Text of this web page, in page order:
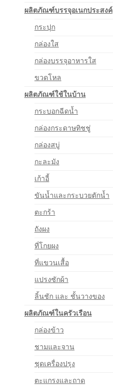
ผลิตภัณฑ์บรรจุอเนกประสงค์
กระปุก
กล่องใส
กล่องบรรจุอาหารใส
ขวดโหล
ผลิตภัณฑ์ใช้ในบ้าน
กระบอกฉีดน้ำ
กล่องกระดาษทิชชู่
กล่องสบู่
กะละมัง
เก้าอี้
ขันน้ำและกระบวยตักน้ำ
ตะกร้า
ถังผง
ที่โกยผง
ที่แขวนเสื้อ
แปรงซักผ้า
ลิ้นชัก และ ชั้นวางของ
ผลิตภัณฑ์ในครัวเรือน
กล่องข้าว
ชามและจาน
ชุดเครื่องปรุง
ตะแกรงและถาด